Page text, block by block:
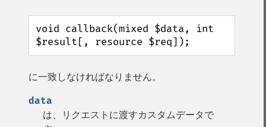
void callback(mixed $data, int
$result[, resource $req]);
に一致しなければなりません。
data
は、リクエストに渡すカスタムデータで